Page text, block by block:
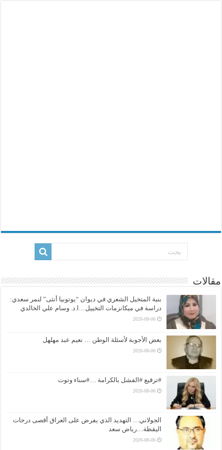
مقالات
بنية المتخيل الشعري في ديوان “يوتوبيا أنثى” لنمر سعدي:
دراسة في ميكانزمات التخييل…ا.د. وسام علي الخالدي
2026-08-06
بعض الأجوبة لأسئلة الوطن … نعيم عبد مهلهل
2026-08-06
#ترقيع #الفشل بالكرامة …#سناء وتوت
2026-08-06
الجولاني… التهديد الذي يفرض على العراق أقصى درجات
اليقظة…رياض سعد
2026-08-06